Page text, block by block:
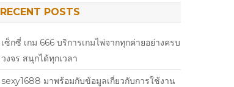
RECENT POSTS
เซ็กซี่ เกม 666 บริการเกมไพ่จากทุกค่ายอย่างครบ
วงจร สนุกได้ทุกเวลา
sexy1688 มาพร้อมกับข้อมูลเกี่ยวกับการใช้งาน